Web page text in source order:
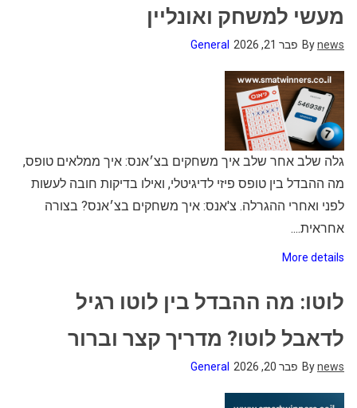
מעשי למשחק ואונליין
Bynews פבר 21, 2026 General
גלה שלב אחר שלב איך משחקים בצ׳אנס: איך ממלאים טופס,
מה ההבדל בין טופס פיזי לדיגיטלי, ואילו בדיקות חובה לעשות
לפני ואחרי ההגרלה. צ'אנס: איך משחקים בצ׳אנס? בצורה
אחראית....
More details
לוטו: מה ההבדל בין לוטו רגיל
לדאבל לוטו? מדריך קצר וברור
Bynews פבר 20, 2026 General